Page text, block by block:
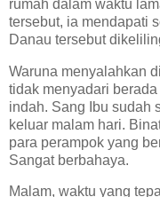
rumah dalam waktu
tersebut, ia mendapati
Danau tersebut
Waruna menyalahkan
tidak menyadari
indah. Sang Ibu sudah
keluar malam hari.
para perampok yang
Sangat berbahaya.
Malam, waktu yang